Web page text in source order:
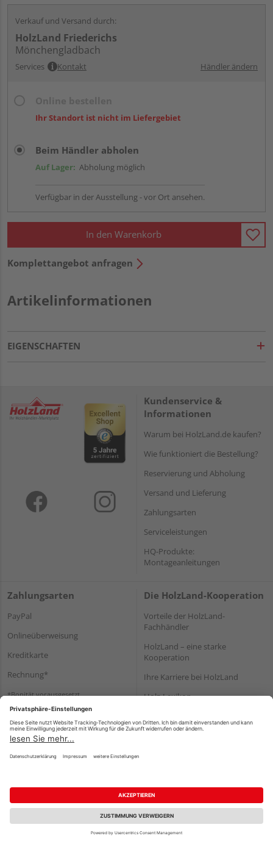
Verkauf und Versand durch:
HolzLand Friederichs
Mönchengladbach
Services Kontakt Händler ändern
Ihr Standort ist nicht im Liefergebiet
Beim Händler abholen
Auf Lager: Abholung möglich
Verfügbar in der Ausstellung - vor Ort ansehen.
In den Warenkorb
Komplettangebot anfragen
Artikelinformationen
EIGENSCHAFTEN
Kundenservice &
Informationen
Warum bei HolzLand.de kaufen?
Wie funktioniert die Bestellung?
Reservierung und Abholung
Versand und Lieferung
Zahlungsarten
Serviceleistungen
HQ-Produkte:
Montageanleitungen
Zahlungsarten
PayPal
Onlineüberweisung
Kreditkarte
Rechnung*
*Bonität vorausgesetzt
Die HolzLand-Kooperation
Vorteile der HolzLand-
Fachhändler
HolzLand – eine starke
Kooperation
Ihre Karriere bei HolzLand
Holz-Lexikon
Impressum Datenschutz
Nutzungsbedingungen
Barrierefreiheitserklärung
Vertrag widerrufen